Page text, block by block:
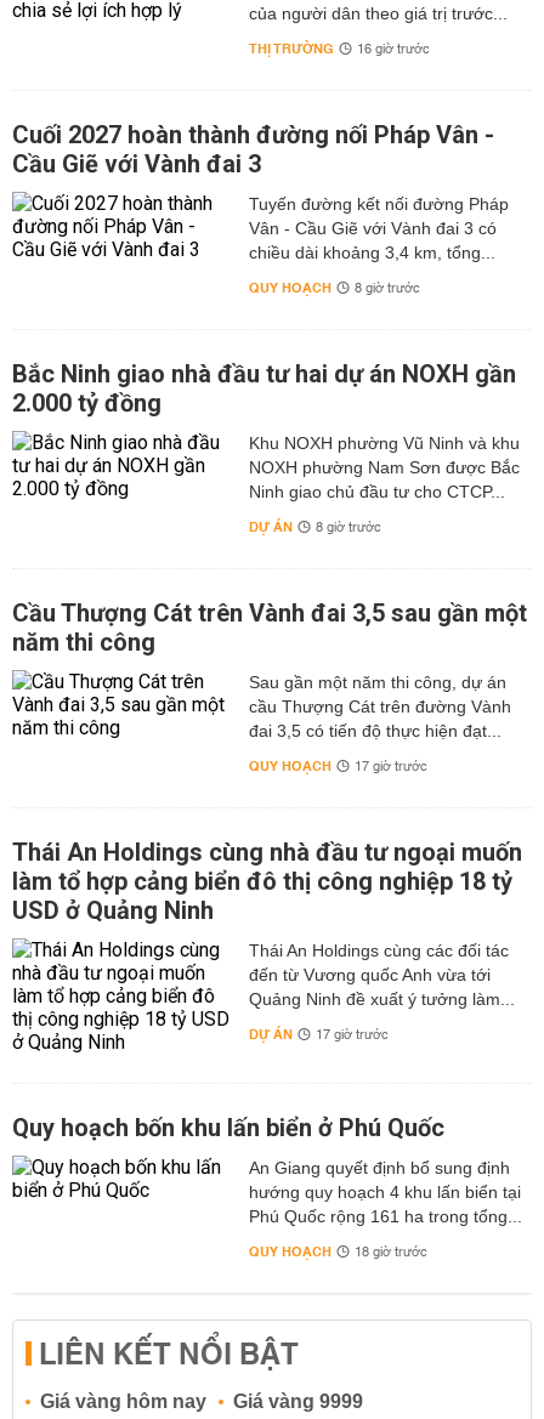
Bản đồ quy hoạch chung tỷ lệ 1/5000 có giá trị xác định
các khu vực chức năng, những định hướng mang tính
đất dành để phát triển hạ tầng như: đường, cầu, cống,
điện, trường học, khu dân cư, cây xanh, hồ nước…
Có thể nói, bản đồ quy hoạch 1/5000 là cơ sở gốc để xác
định mục tiêu phát triển, kêu gọi đầu tư cũng như các
vấn đề về giải phóng mặt bằng, đền bù, di dân…
Giải thích các ký hiệu trên bản đồ quy hoạch Hải
nghiệp và đất chưa sử dụng.
Trên bản đồ quy hoạch thường có nhiều ký hiệu để thể
hiện các khu vực đất được sử dụng cho mục đích cụ thể
như sau:
Ký hiệu các loại đất xây dựng
DVH: kí hiệu của đất dùng để xây dựng cơ sở văn hóa
hội
TSC: kí hiệu của đất dùng để xây dựng trụ sở cơ quan
DGD: kí hiệu của đất dùng để xây dựng cơ sở giáo dục
và đào tạo
DYT: kí hiệu của đất dùng để biểu thị xây dựng cơ sở y
tế
DNG: kí hiệu của đất dùng để xây dựng cơ sở ngoại giao
DTT: kí hiệu của đất dùng để xây dựng cơ sở thể dục thể
thao
DTS: kí hiệu của đất dùng để xây dựng trụ sở cho tổ
chức sự nghiệp
DSK: kí hiệu của đất dùng để xây dựng công trình sự
Ký hiệu các loại đất trồng nông nghiệp
LUK: kí hiệu cho đất trồng lúa nước còn lại
RSX: kí hiệu cho đất rừng sản xuất
NHK: kí hiệu cho đất nương rẫy trồng cây hàng năm
NHK: kí hiệu cho đất nương rẫy trồng cây hàng năm
khác
BHK: kí hiệu cho đất bằng trồng cây hàng năm khác
của người dân theo giá trị trước...
THỊ TRƯỜNG 16 giờ trước
Cuối 2027 hoàn thành đường nối Pháp Vân -
Cầu Giẽ với Vành đai 3
Tuyến đường kết nối đường Pháp
Vân - Cầu Giẽ với Vành đai 3 có
chiều dài khoảng 3,4 km, tổng...
QUY HOẠCH 8 giờ trước
Bắc Ninh giao nhà đầu tư hai dự án NOXH gần
2.000 tỷ đồng
Khu NOXH phường Vũ Ninh và khu
NOXH phường Nam Sơn được Bắc
Ninh giao chủ đầu tư cho CTCP...
DỰ ÁN 8 giờ trước
Cầu Thượng Cát trên Vành đai 3,5 sau gần một
năm thi công
Sau gần một năm thi công, dự án
cầu Thượng Cát trên đường Vành
đai 3,5 có tiến độ thực hiện đạt...
QUY HOẠCH 17 giờ trước
Thái An Holdings cùng nhà đầu tư ngoại muốn
làm tổ hợp cảng biển đô thị công nghiệp 18 tỷ
USD ở Quảng Ninh
Thái An Holdings cùng các đối tác
đến từ Vương quốc Anh vừa tới
Quảng Ninh đề xuất ý tưởng làm...
DỰ ÁN 17 giờ trước
Quy hoạch bốn khu lấn biển ở Phú Quốc
An Giang quyết định bổ sung định
hướng quy hoạch 4 khu lấn biển tại
Phú Quốc rộng 161 ha trong tổng...
QUY HOẠCH 18 giờ trước
LIÊN KẾT NỔI BẬT
Giá vàng hôm nay
Giá vàng 9999